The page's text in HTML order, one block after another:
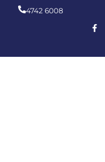
4742 6008